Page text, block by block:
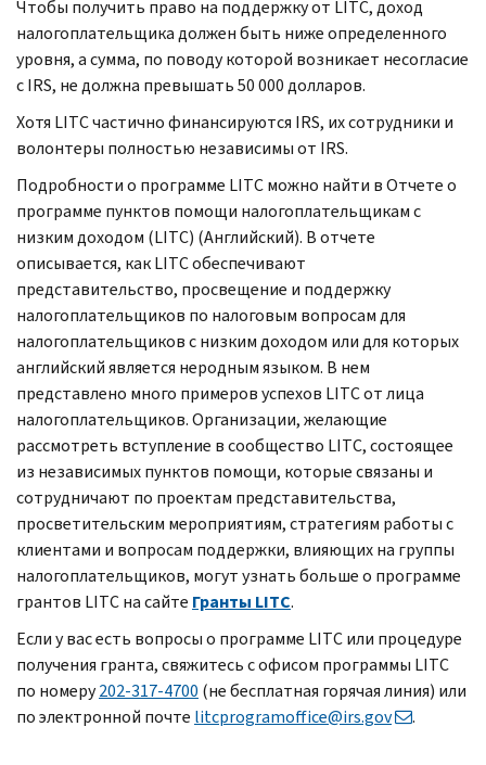
Чтобы получить право на поддержку от LITC,доход
налогоплательщика должен быть ниже определенного
уровня, а сумма, по поводу которой возникает несогласие
сIRS, не должна превышать 50 000 долларов.
Хотя LITCчастично финансируются IRS, их сотрудники и
волонтеры полностью независимы от IRS.
Подробности о программе LITCможно найти в Отчете о
программе пунктов помощи налогоплательщикам с
низким доходом (LITC) (Английский). В отчете
описывается, какLITCобеспечивают
представительство, просвещение и поддержку
налогоплательщиков по налоговым вопросам для
налогоплательщиков с низким доходом или для которых
английский является неродным языком. В нем
представлено много примеров успехов LITCот лица
налогоплательщиков. Организации, желающие
рассмотреть вступление в сообщество LITC,состоящее
из независимых пунктов помощи, которые связаны и
сотрудничают по проектам представительства,
просветительским мероприятиям, стратегиям работы с
клиентами и вопросам поддержки, влияющих на группы
налогоплательщиков, могут узнать больше о программе
грантов LITCна сайте Гранты LITC.
Если у вас есть вопросы о программе LITCили процедуре
получения гранта, свяжитесь с офисом программы LITC
по номеру202-317-4700 (не бесплатная горячая линия) или
по электронной почте litcprogramoffice@irs.gov .